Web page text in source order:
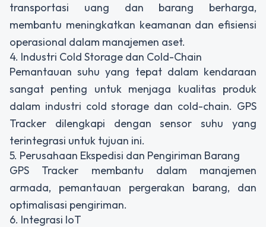
transportasi uang dan barang berharga,
membantu meningkatkan keamanan dan efisiensi
operasional dalam manajemen aset.
4. Industri Cold Storage dan Cold-Chain
Pemantauan suhu yang tepat dalam kendaraan
sangat penting untuk menjaga kualitas produk
dalam industri cold storage dan cold-chain. GPS
Tracker dilengkapi dengan sensor suhu yang
terintegrasi untuk tujuan ini.
5. Perusahaan Ekspedisi dan Pengiriman Barang
GPS Tracker membantu dalam manajemen
armada, pemantauan pergerakan barang, dan
optimalisasi pengiriman.
6. Integrasi IoT